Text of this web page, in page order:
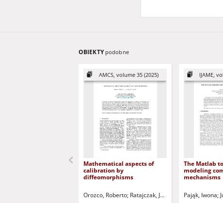
OBIEKTY podobne
AMCS, volume 35 (2025)
Mathematical aspects of
calibration by
diffeomorphisms
Orozco, Roberto Ratajczak, Joanna Korbicz, Józef
IJAME,
The Matlab
modeling
mechanisms
Pająk, Iwona